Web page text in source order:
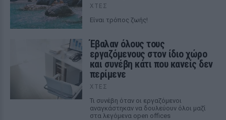
ΧΤΕΣ
Είναι τρόπος ζωής!
Έβαλαν όλους τους
εργαζόμενους στον ίδιο χώρο
και συνέβη κάτι που κανείς δεν
περίμενε
ΧΤΕΣ
Τι συνέβη όταν οι εργαζόμενοι
αναγκάστηκαν να δουλεύουν όλοι μαζί
στα λεγόμενα open offices